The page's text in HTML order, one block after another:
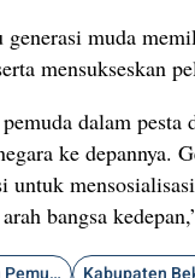
generasi muda
mensukseskan
dalam
ke depannya.
untuk
bangsa